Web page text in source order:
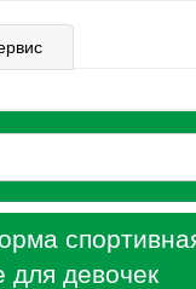
для девочек